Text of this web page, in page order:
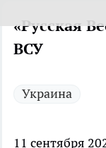
«Русская
ВСУ
Украина
11 сентября